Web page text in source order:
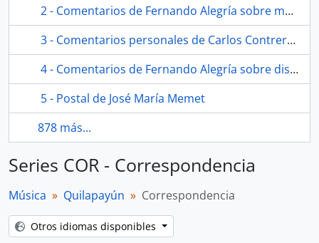
2 - Comentarios de Fernando Alegría sobre manuscrito de Conversaciones con Matta
3 - Comentarios personales de Carlos Contreras
4 - Comentarios de Fernando Alegría sobre disco La Revolución y las Estrellas
5 - Postal de José María Memet
878 más...
Series COR - Correspondencia
Música Quilapayún Correspondencia
Otros idiomas disponibles